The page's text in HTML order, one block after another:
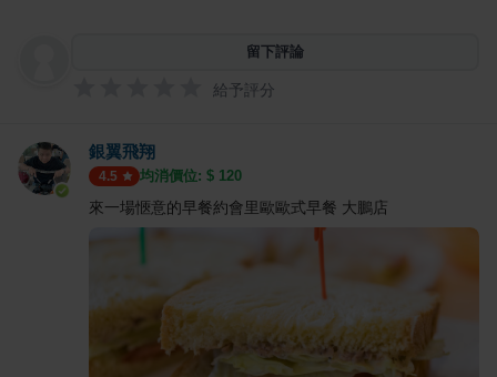
留下評論
給予評分
銀翼飛翔
4.5 均消價位: $ 120
來一場愜意的早餐約會里歐歐式早餐 大鵬店